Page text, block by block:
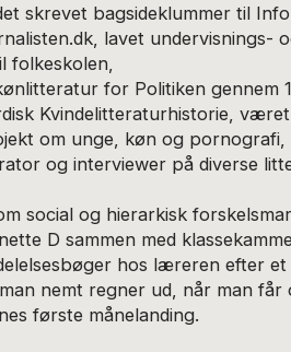
skrevet bagsideklummer til
lavet undervisnings-
for Politiken gennem
Kvindelitteraturhistorie,
om unge, køn og pornografi,
og interviewer på diverse
social og hierarkisk
D sammen med
hos læreren efter
nemt regner ud, når man
første månelanding.